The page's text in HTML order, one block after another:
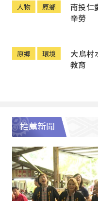
人物 原鄉
南投仁
辛勞
原鄉 環境
大鳥村
教育
推薦新聞